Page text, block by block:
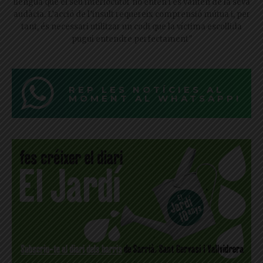
audàcia. L’acció de l’insult requereix comprensió mútua i, per
tant, és necessari utilitzar un codi que la víctima escollida
pugui entendre perfectament"
REP LES NOTÍCIES AL
MOMENT AL WHATSAPP!